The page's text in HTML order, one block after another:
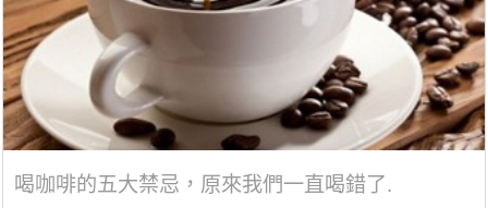
喝咖啡的五大禁忌，原來我們一直喝錯了.